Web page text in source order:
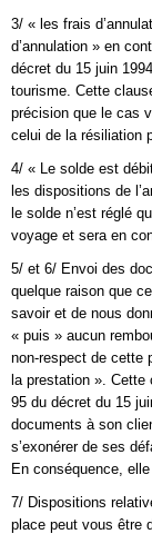
3/ « les frais
d’annulation » en
décret du 15 juin
tourisme. Cette
précision que le cas
celui de la résiliation
4/ « Le solde est
les dispositions de
le solde n’est réglé
voyage et sera en
5/ et 6/ Envoi des
quelque raison que
savoir et de nous
« puis » aucun
non-respect de cette
la prestation ».
95 du décret du 15
documents à son
s’exonérer de ses
En conséquence,
7/ Dispositions
place peut vous être